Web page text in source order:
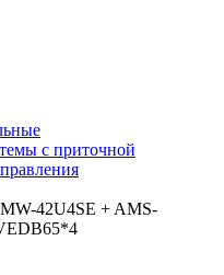
с приточной
42U4SE + AMS-